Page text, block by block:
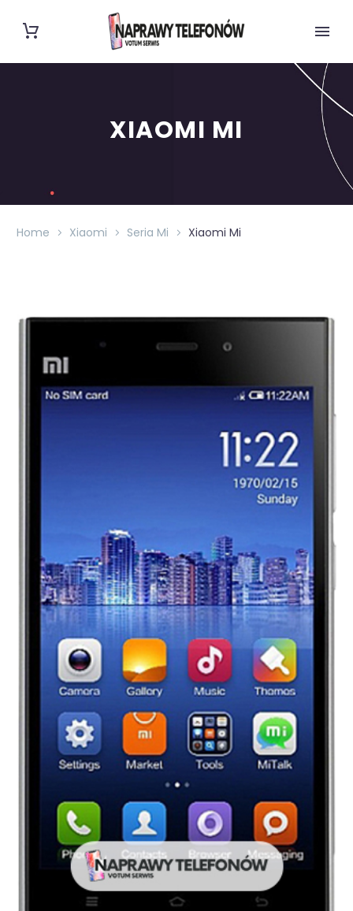
XIAOMI MI
Home Xiaomi Seria Mi Xiaomi Mi